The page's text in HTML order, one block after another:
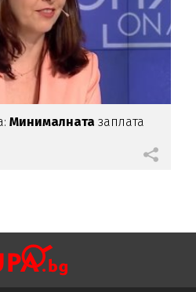
Минималната заплата